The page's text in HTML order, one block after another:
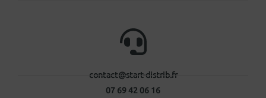
contact@start-distrib.fr
07 69 42 06 16